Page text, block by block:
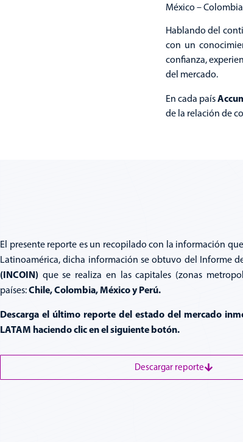
México –
Hablando del
con un
confianza,
del mercado.
En cada país
de la relación de
El presente reporte es un recopilado con la información
Latinoamérica, dicha información se obtuvo del Informe
(INCOIN) que se realiza en las capitales (zonas
países:Chile, Colombia, México y Perú.
Descarga el último reporte del estado del mercado
LATAM haciendo clic en el siguiente botón.
Descargar reporte